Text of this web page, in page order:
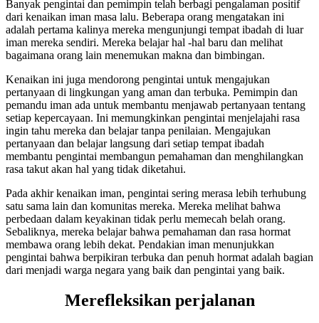
Banyak pengintai dan pemimpin telah berbagi pengalaman positif
dari kenaikan iman masa lalu. Beberapa orang mengatakan ini
adalah pertama kalinya mereka mengunjungi tempat ibadah di luar
iman mereka sendiri. Mereka belajar hal -hal baru dan melihat
bagaimana orang lain menemukan makna dan bimbingan.
Kenaikan ini juga mendorong pengintai untuk mengajukan
pertanyaan di lingkungan yang aman dan terbuka. Pemimpin dan
pemandu iman ada untuk membantu menjawab pertanyaan tentang
setiap kepercayaan. Ini memungkinkan pengintai menjelajahi rasa
ingin tahu mereka dan belajar tanpa penilaian. Mengajukan
pertanyaan dan belajar langsung dari setiap tempat ibadah
membantu pengintai membangun pemahaman dan menghilangkan
rasa takut akan hal yang tidak diketahui.
Pada akhir kenaikan iman, pengintai sering merasa lebih terhubung
satu sama lain dan komunitas mereka. Mereka melihat bahwa
perbedaan dalam keyakinan tidak perlu memecah belah orang.
Sebaliknya, mereka belajar bahwa pemahaman dan rasa hormat
membawa orang lebih dekat. Pendakian iman menunjukkan
pengintai bahwa berpikiran terbuka dan penuh hormat adalah bagian
dari menjadi warga negara yang baik dan pengintai yang baik.
Merefleksikan perjalanan